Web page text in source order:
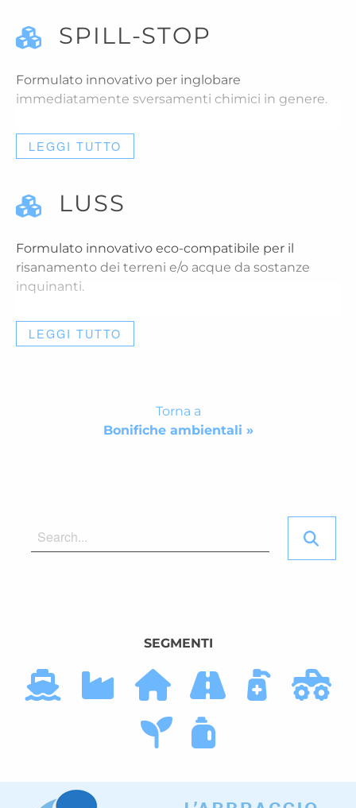
SPILL-STOP
Formulato innovativo per inglobare
immediatamente sversamenti chimici in genere.
LEGGI TUTTO
LUSS
Formulato innovativo eco-compatibile per il
risanamento dei terreni e/o acque da sostanze
inquinanti.
LEGGI TUTTO
Torna a
Bonifiche ambientali »
SEGMENTI